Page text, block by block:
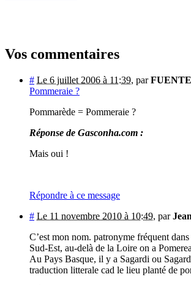
Vos commentaires
# Le 6 juillet 2006 à 11:39, par
Pommeraie ?
Pommarède = Pommeraie ?
Réponse de Gasconha.com :
Mais oui !
Répondre à ce message
# Le 11 novembre 2010 à 10:49, par
C’est mon nom. patronyme fréquent
Sud-Est, au-delà de la Loire on a
Au Pays Basque, il y a Sagardi ou
traduction litterale cad le lieu planté de